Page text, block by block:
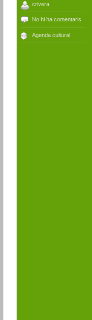
crivera
No hi ha comentaris
Agenda cultural